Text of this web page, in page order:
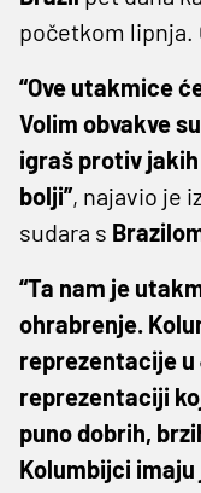
početkom lipnja.
“Ove utakmice
Volim obvakve
igraš protiv
bolji”, najavio je
sudara s
“Ta nam je
ohrabrenje.
reprezentacije
reprezentaciji
puno dobrih,
Kolumbijci